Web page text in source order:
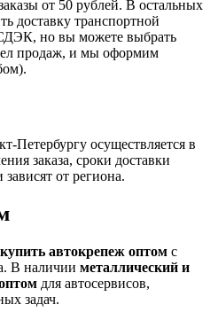
от 50 рублей. В остальных
доставку транспортной
но вы можете выбрать
продаж, и мы оформим
Петербургу осуществляется в
заказа, сроки доставки
от региона.
купить автокрепеж оптом с
В наличии металлический и
для автосервисов,
задач.